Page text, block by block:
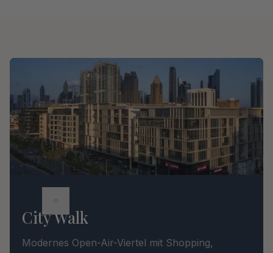
City Walk
Modernes Open-Air-Viertel mit Shopping,